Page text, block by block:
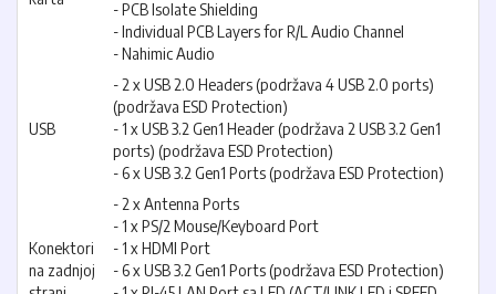
- PCB Isolate Shielding
- Individual PCB Layers for R/L Audio Channel
- Nahimic Audio
USB
- 2 x USB 2.0 Headers (podržava 4 USB 2.0 ports)
(podržava ESD Protection)
- 1 x USB 3.2 Gen1 Header (podržava 2 USB 3.2 Gen1
ports) (podržava ESD Protection)
- 6 x USB 3.2 Gen1 Ports (podržava ESD Protection)
Konektori
na zadnjoj
- 2 x Antenna Ports
- 1 x PS/2 Mouse/Keyboard Port
- 1 x HDMI Port
- 6 x USB 3.2 Gen1 Ports (podržava ESD Protection)